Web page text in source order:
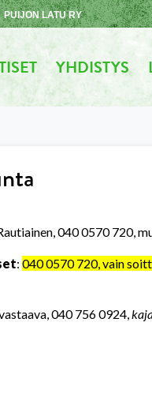
PUIJON LATU RY
YHDISTYS
040 0570 720,
: 040 0570 720, vain
040 756 0924,